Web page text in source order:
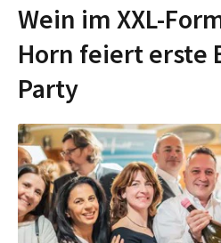
Wein im XXL-
Horn feiert erste
Party